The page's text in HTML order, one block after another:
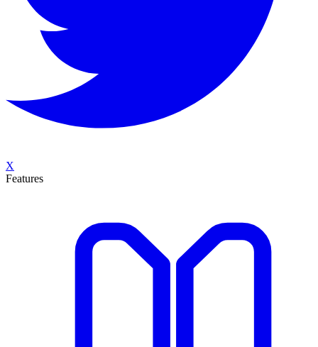
X
Features